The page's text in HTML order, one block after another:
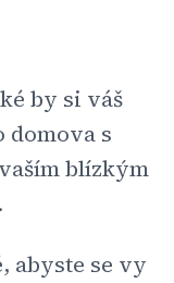
by si váš
domova s
blízkým
abyste se vy